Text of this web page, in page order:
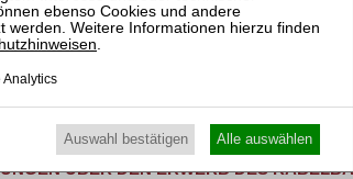
MEHRHEITSBETEILIGUNG AN DER
KONFERENZTECHNIK
an der Pro Video …
ÜBER DEN ERWERB DES
.
Analytics
Auswahl bestätigen Alle auswählen